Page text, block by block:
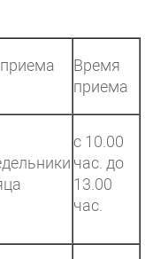
Время
приема
с 10.00
час. до
13.00
час.